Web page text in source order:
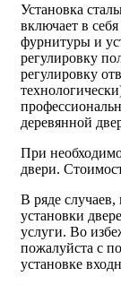
Установка
включает в
фурнитуры и
регулировку
регулировку
деревянной
При
двери.
В ряде
установки
услуги. Во
пожалуйста с
установке